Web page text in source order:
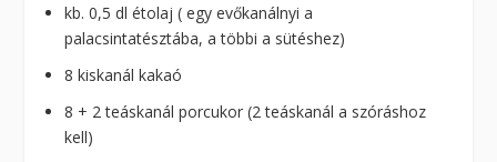
kb. 0,5 dl étolaj ( egy evőkanálnyi a
palacsintatésztába, a többi a sütéshez)
8 kiskanál kakaó
8 + 2 teáskanál porcukor (2 teáskanál a szóráshoz
kell)